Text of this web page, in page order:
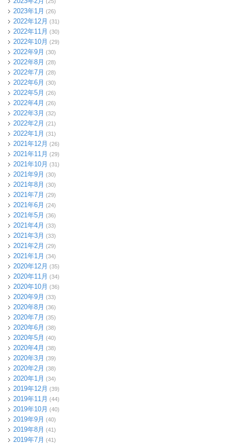
2023年1月 (26)
2022年12月 (31)
2022年11月 (30)
2022年10月 (29)
2022年9月 (30)
2022年8月 (28)
2022年7月 (28)
2022年6月 (30)
2022年5月 (26)
2022年4月 (26)
2022年3月 (32)
2022年2月 (21)
2022年1月 (31)
2021年12月 (26)
2021年11月 (29)
2021年10月 (31)
2021年9月 (30)
2021年8月 (30)
2021年7月 (29)
2021年6月 (24)
2021年5月 (36)
2021年4月 (33)
2021年3月 (33)
2021年2月 (29)
2021年1月 (34)
2020年12月 (35)
2020年11月 (34)
2020年10月 (36)
2020年9月 (33)
2020年8月 (36)
2020年7月 (35)
2020年6月 (38)
2020年5月 (40)
2020年4月 (38)
2020年3月 (39)
2020年2月 (38)
2020年1月 (34)
2019年12月 (39)
2019年11月 (44)
2019年10月 (40)
2019年9月 (40)
2019年8月 (41)
2019年7月 (41)